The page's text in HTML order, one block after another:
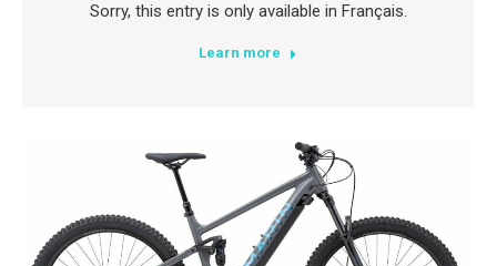
Sorry, this entry is only available in Français.
Learn more